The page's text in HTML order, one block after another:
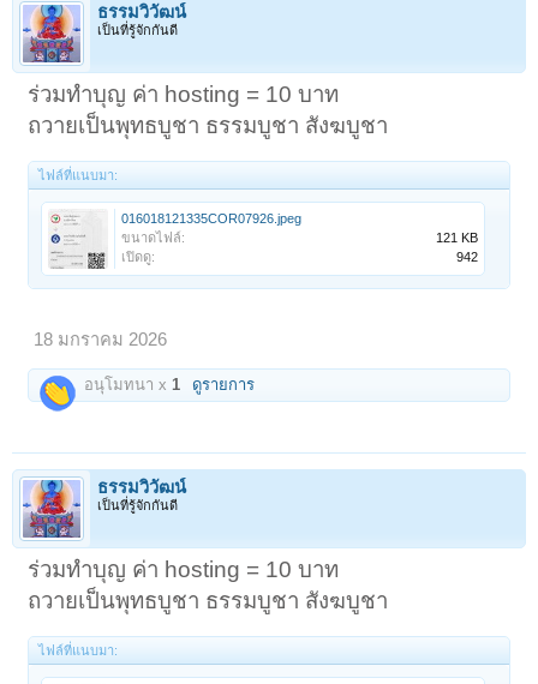
ธรรมวิวัฒน์
เป็นที่รู้จักกันดี
ร่วมทำบุญ ค่า hosting = 10 บาท
ถวายเป็นพุทธบูชา ธรรมบูชา สังฆบูชา
ไฟล์ที่แนบมา:
016018121335COR07926.jpeg
ขนาดไฟล์:
121 KB
เปิดดู:
942
18 มกราคม 2026
อนุโมทนา x 1 ดูรายการ
ธรรมวิวัฒน์
เป็นที่รู้จักกันดี
ร่วมทำบุญ ค่า hosting = 10 บาท
ถวายเป็นพุทธบูชา ธรรมบูชา สังฆบูชา
ไฟล์ที่แนบมา: